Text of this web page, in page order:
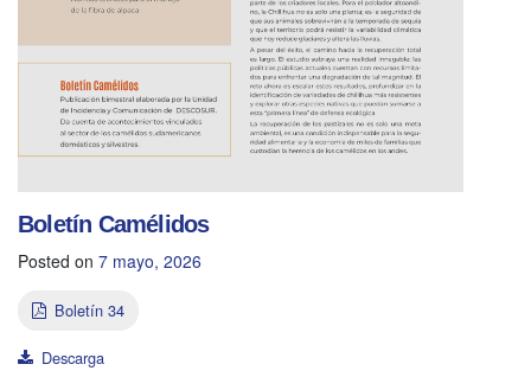
Boletín Camélidos
Posted on 7 mayo, 2026
Boletín 34
Descarga